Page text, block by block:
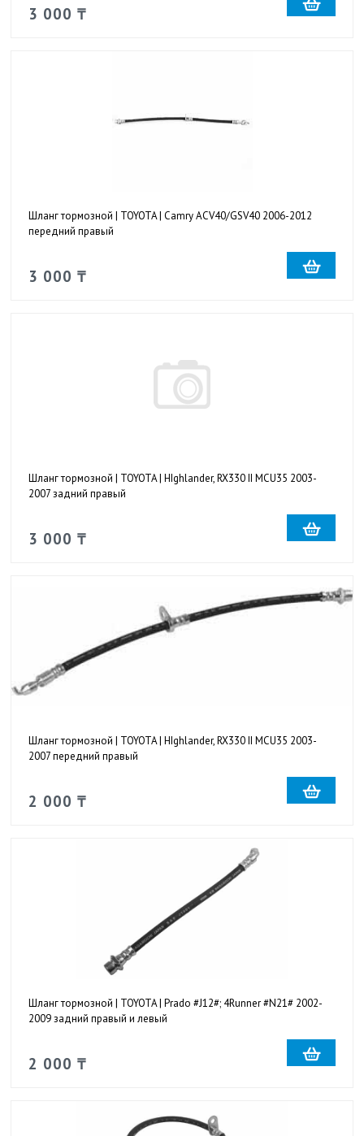
3 000 ₸
Шланг тормозной | TOYOTA | Camry ACV40/GSV40 2006-2012
передний правый
3 000 ₸
Шланг тормозной | TOYOTA | HIghlander, RX330 II MCU35 2003-
2007 задний правый
3 000 ₸
Шланг тормозной | TOYOTA | HIghlander, RX330 II MCU35 2003-
2007 передний правый
2 000 ₸
Шланг тормозной | TOYOTA | Prado #J12#; 4Runner #N21# 2002-
2009 задний правый и левый
2 000 ₸